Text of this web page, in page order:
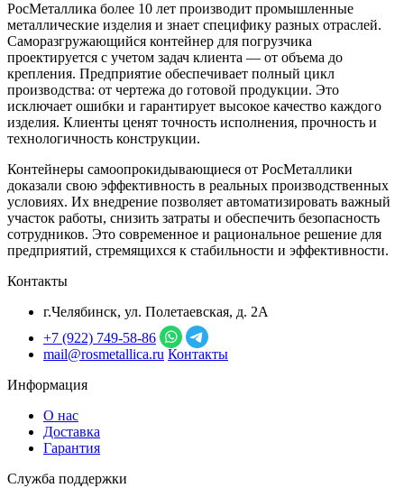
РосМеталлика более 10 лет производит промышленные
металлические изделия и знает специфику разных отраслей.
Саморазгружающийся контейнер для погрузчика
проектируется с учетом задач клиента — от объема до
крепления. Предприятие обеспечивает полный цикл
производства: от чертежа до готовой продукции. Это
исключает ошибки и гарантирует высокое качество каждого
изделия. Клиенты ценят точность исполнения, прочность и
технологичность конструкции.
Контейнеры самоопрокидывающиеся от РосМеталлики
доказали свою эффективность в реальных производственных
условиях. Их внедрение позволяет автоматизировать важный
участок работы, снизить затраты и обеспечить безопасность
сотрудников. Это современное и рациональное решение для
предприятий, стремящихся к стабильности и эффективности.
Контакты
г.Челябинск, ул. Полетаевская, д. 2А
+7 (922) 749‑58‑86
mail@rosmetallica.ru Контакты
Информация
О нас
Доставка
Гарантия
Служба поддержки